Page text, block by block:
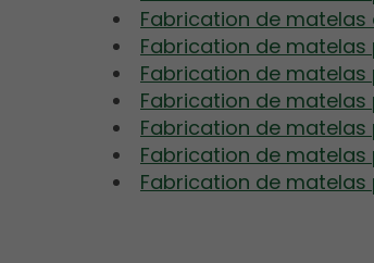
Fabrication de
Fabrication de matelas
Fabrication de
Fabrication de
Fabrication de matelas
Fabrication de
Fabrication de matelas